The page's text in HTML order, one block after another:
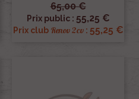
65,00 €
Prix public : 55,25 €
Prix club Renov 2cv: 55,25 €